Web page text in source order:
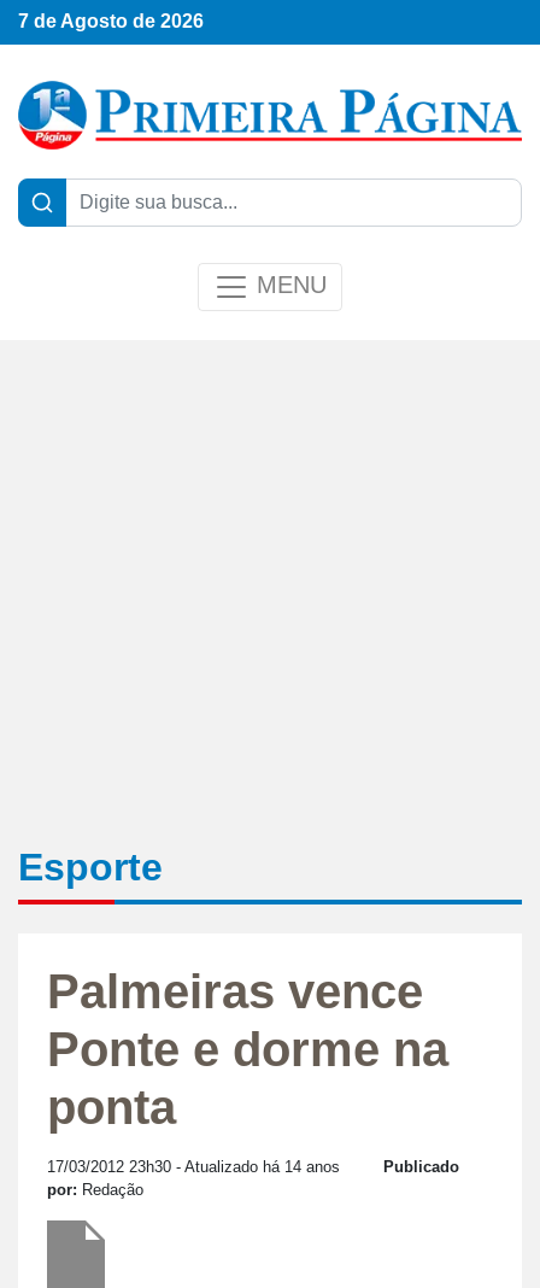
7 de Agosto de 2026
MENU
Esporte
Palmeiras vence
Ponte e dorme na
ponta
17/03/2012 23h30 - Atualizado há 14 anos
Publicado
por: Redação